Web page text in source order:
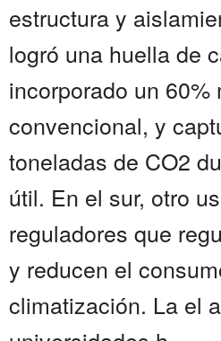
estructura y
logró una huella de
incorporado un 60%
convencional, y
toneladas de CO2
útil. En el sur, otro
reguladores que
y reducen el
climatización. La el